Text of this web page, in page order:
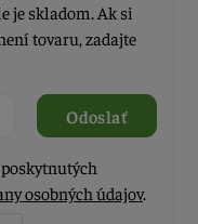
je skladom. Ak si
tovaru, zadajte
Odoslať
osobných údajov.